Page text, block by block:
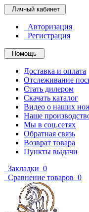
Личный кабинет
Авторизация
Регистрация
Помощь
Доставка и оплата
Отслеживание
Стать дилером
Скачать каталог
Видео о наших
Наше
Мы в соц.сетях
Обратная связь
Возврат товара
Пункты выдачи
Закладки 0
Сравнение товаров 0